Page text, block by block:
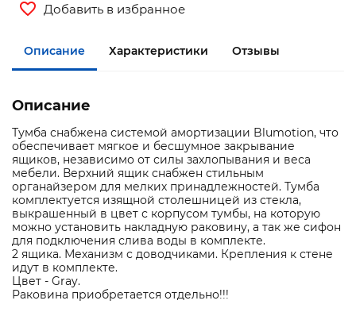
Добавить в избранное
Описание Характеристики Отзывы
Описание
Тумба снабжена системой амортизации Blumotion, что
обеспечивает мягкое и бесшумное закрывание
ящиков, независимо от силы захлопывания и веса
мебели. Верхний ящик снабжен стильным
органайзером для мелких принадлежностей. Тумба
комплектуется изящной столешницей из стекла,
выкрашенный в цвет с корпусом тумбы, на которую
можно установить накладную раковину, а так же сифон
для подключения слива воды в комплекте.
2 ящика. Механизм с доводчиками. Крепления к стене
идут в комплекте.
Цвет - Gray.
Раковина приобретается отдельно!!!